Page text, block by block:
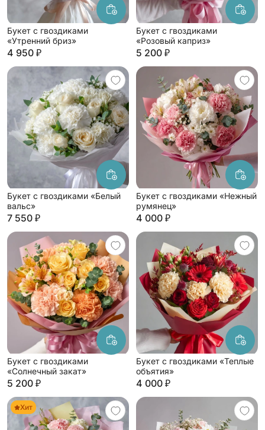
Букет с гвоздиками
«Утренний бриз»
4 950 ₽
Букет с гвоздиками
«Розовый каприз»
5 200 ₽
Букет с гвоздиками «Белый
вальс»
7 550 ₽
Букет с гвоздиками «Нежный
румянец»
4 000 ₽
Букет с гвоздиками
«Солнечный закат»
5 200 ₽
Букет с гвоздиками «Теплые
объятия»
4 000 ₽
Хит